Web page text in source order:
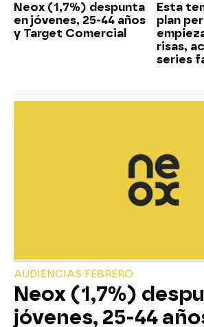
Neox (1,7%) despunta
en jóvenes, 25-44 años
y Target Comercial
Esta
plan
risas,
series
AUDIENCIAS FEBRERO
Neox (1,7%)
jóvenes, 25-44